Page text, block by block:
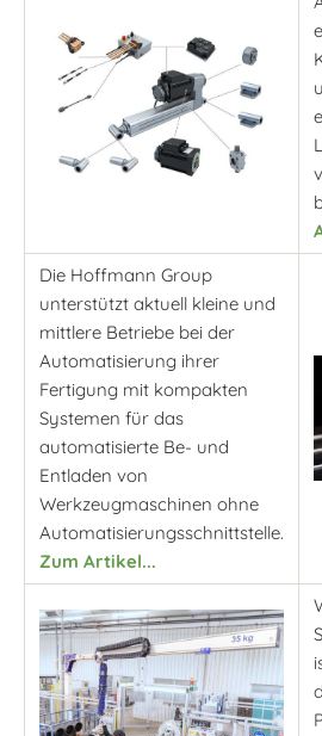
Die Hoffmann Group
unterstützt aktuell kleine und
mittlere Betriebe bei der
Automatisierung ihrer
Fertigung mit kompakten
Systemen für das
automatisierte Be- und
Entladen von
Werkzeugmaschinen ohne
Automatisierungsschnittstelle.
Zum Artikel...